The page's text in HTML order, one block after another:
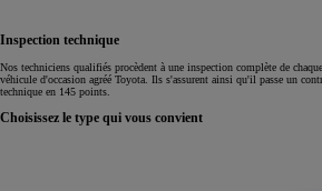
Inspection technique
Nos techniciens qualifiés procèdent à une inspection complète de chaque
véhicule d'occasion agréé Toyota. Ils s'assurent ainsi qu'il passe un
technique en 145 points.
Choisissez le type qui vous convient